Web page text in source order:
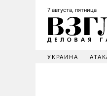
7 августа, пятница
УКРАИНА